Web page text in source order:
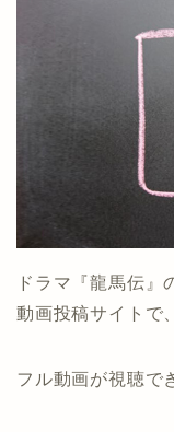
ドラマ『龍馬伝
動画投稿サイトで、
フル動画が視聴で